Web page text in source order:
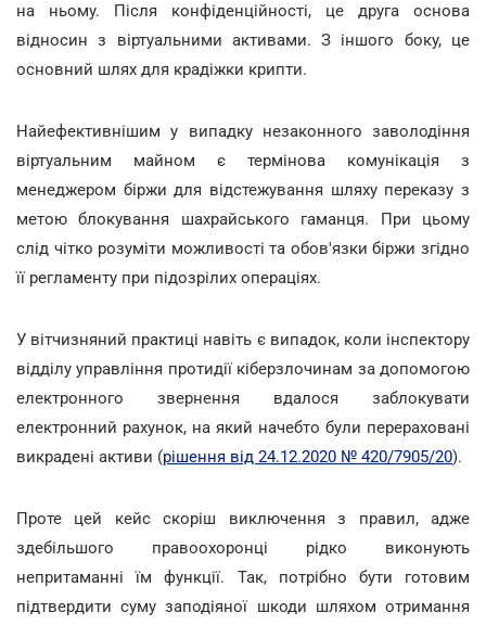
на ньому. Після конфіденційності, це друга основа
відносин з віртуальними активами. З іншого боку, це
основний шлях для крадіжки крипти.
Найефективнішим у випадку незаконного заволодіння
віртуальним майном є термінова комунікація з
менеджером біржи для відстежування шляху переказу з
метою блокування шахрайського гаманця. При цьому
слід чітко розуміти можливості та обов'язки біржи згідно
її регламенту при підозрілих операціях.
У вітчизняний практиці навіть є випадок, коли інспектору
відділу управління протидії кіберзлочинам за допомогою
електронного звернення вдалося заблокувати
електронний рахунок, на який начебто були перераховані
викрадені активи (рішення від 24.12.2020 № 420/7905/20).
Проте цей кейс скоріш виключення з правил, адже
здебільшого правоохоронці рідко виконують
непритаманні їм функції. Так, потрібно бути готовим
підтвердити суму заподіяної шкоди шляхом отримання